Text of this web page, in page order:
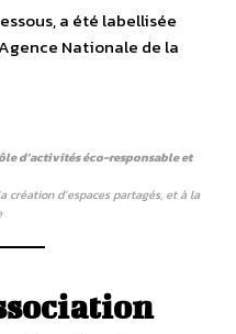
a été labellisée
Nationale de la
d’activités éco-responsable et
création d’espaces partagés, et à la